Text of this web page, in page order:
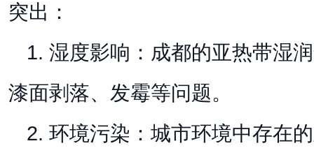
突出：
1. 湿度影响：成都的亚热带湿
漆面剥落、发霉等问题。
2. 环境污染：城市环境中存在